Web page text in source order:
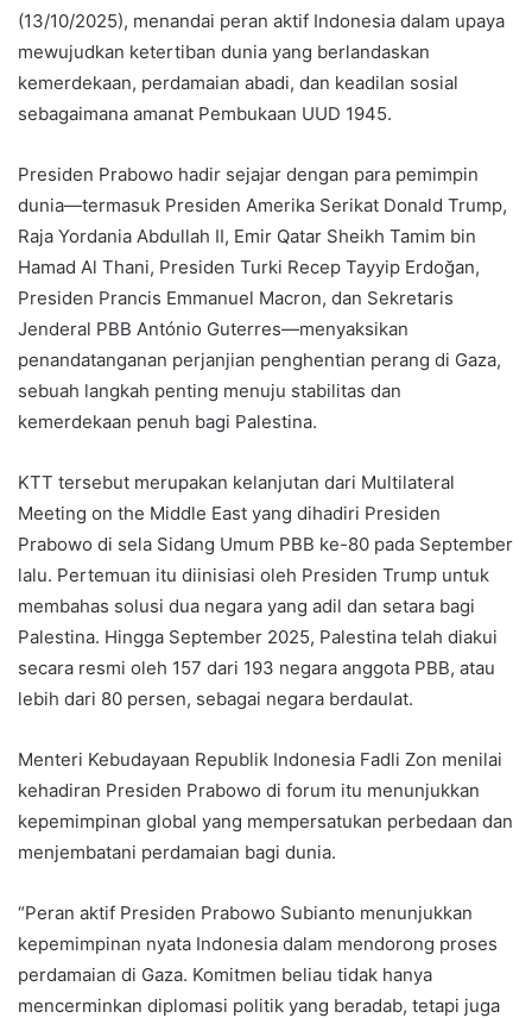
(13/10/2025), menandai peran aktif Indonesia dalam upaya
mewujudkan ketertiban dunia yang berlandaskan
kemerdekaan, perdamaian abadi, dan keadilan sosial
sebagaimana amanat Pembukaan UUD 1945.
Presiden Prabowo hadir sejajar dengan para pemimpin
dunia—termasuk Presiden Amerika Serikat Donald Trump,
Raja Yordania Abdullah II, Emir Qatar Sheikh Tamim bin
Hamad Al Thani, Presiden Turki Recep Tayyip Erdoğan,
Presiden Prancis Emmanuel Macron, dan Sekretaris
Jenderal PBB António Guterres—menyaksikan
penandatanganan perjanjian penghentian perang di Gaza,
sebuah langkah penting menuju stabilitas dan
kemerdekaan penuh bagi Palestina.
KTT tersebut merupakan kelanjutan dari Multilateral
Meeting on the Middle East yang dihadiri Presiden
Prabowo di sela Sidang Umum PBB ke-80 pada September
lalu. Pertemuan itu diinisiasi oleh Presiden Trump untuk
membahas solusi dua negara yang adil dan setara bagi
Palestina. Hingga September 2025, Palestina telah diakui
secara resmi oleh 157 dari 193 negara anggota PBB, atau
lebih dari 80 persen, sebagai negara berdaulat.
Menteri Kebudayaan Republik Indonesia Fadli Zon menilai
kehadiran Presiden Prabowo di forum itu menunjukkan
kepemimpinan global yang mempersatukan perbedaan dan
menjembatani perdamaian bagi dunia.
“Peran aktif Presiden Prabowo Subianto menunjukkan
kepemimpinan nyata Indonesia dalam mendorong proses
perdamaian di Gaza. Komitmen beliau tidak hanya
mencerminkan diplomasi politik yang beradab, tetapi juga